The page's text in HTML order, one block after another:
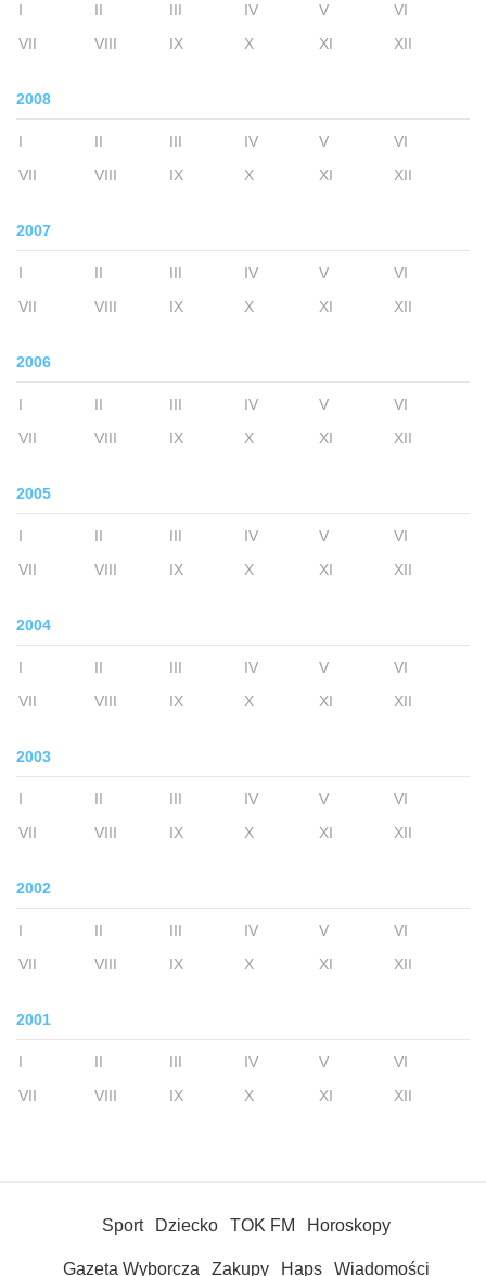
I II III IV V
VI
VII
VIII IX X XI XII
2008
I II III IV V
VI
VII
VIII IX X XI XII
2007
I II III IV V
VI
VII
VIII IX X XI XII
2006
I II III IV V
VI
VII
VIII IX X XI XII
2005
I II III IV V
VI
VII
VIII IX X XI XII
2004
I II III IV V
VI
VII
VIII IX X XI XII
2003
I II III IV V
VI
VII
VIII IX X XI XII
2002
I II III IV V
VI
VII
VIII IX X XI XII
2001
I II III IV V
VI
VII
VIII IX X XI XII
Sport Dziecko TOK FM Horoskopy
Gazeta Wyborcza Zakupy Haps Wiadomości